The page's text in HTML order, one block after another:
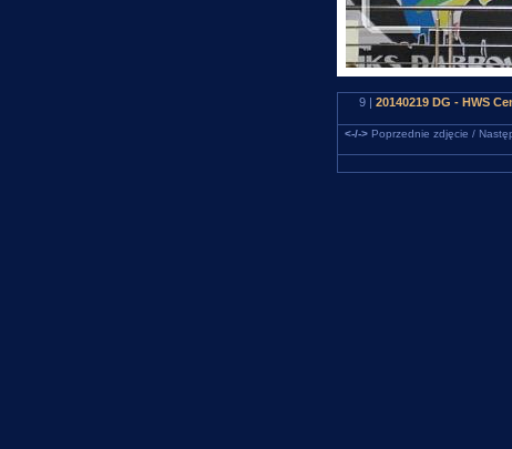
9 | 20140219 DG - HWS
<-/->Poprzednie zdjęcie /